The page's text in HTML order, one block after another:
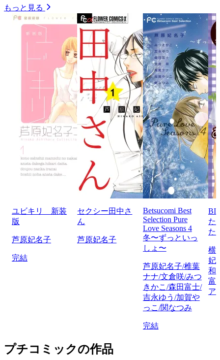
もっと見る
ユビキリ 新装
版
芦原妃名子
完結
セクシー田中さ
ん
芦原妃名子
Betsucomi Best
Selection Pure
Love Seasons 4
冬〜ずっといっ
しょ〜
芦原妃名子/椎葉
ナナ/文倉咲/みつ
きかこ/森田富士/
吉永ゆう/加賀や
っこ/関なつみ
完結
た
た
横
妃
和
富
ア
プチコミックの作品